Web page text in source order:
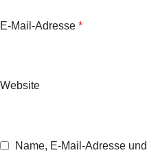
E-Mail-Adresse *
Website
Name, E-Mail-Adresse